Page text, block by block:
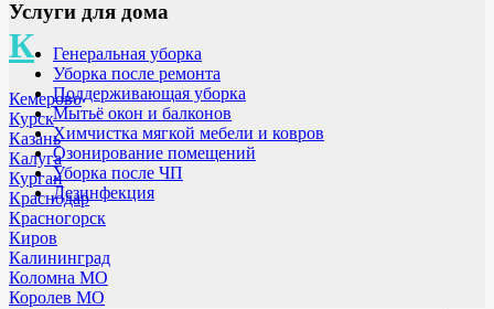
К
Кемерово
Курск
Казань
Калуга
Курган
Краснодар
Красногорск
Киров
Калининград
Коломна МО
Королев МО
Услуги для дома
Генеральная уборка
Уборка после ремонта
Поддерживающая уборка
Мытьё окон и балконов
Химчистка мягкой мебели и ковров
Озонирование помещений
Уборка после ЧП
Дезинфекция